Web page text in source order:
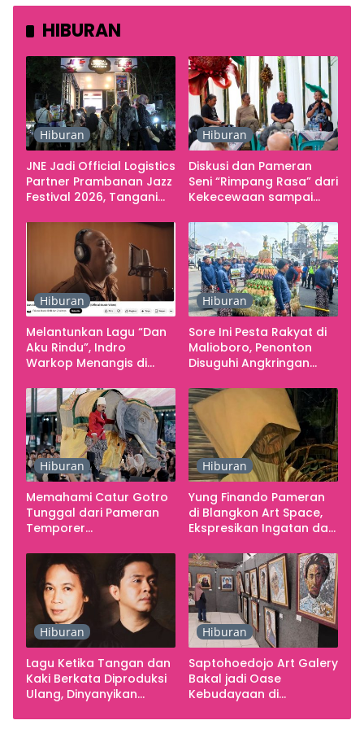
HIBURAN
Hiburan
JNE Jadi Official Logistics
Partner Prambanan Jazz
Festival 2026, Tangani
Kebutuhan Konser
Hiburan
Diskusi dan Pameran
Seni “Rimpang Rasa” dari
Kekecewaan sampai
Yogyakarta sebagai
Pusat Pergerakan Seni
Rupa Indonesia
Hiburan
Melantunkan Lagu “Dan
Aku Rindu”, Indro
Warkop Menangis di
Hiburan
Sore Ini Pesta Rakyat di
Malioboro, Penonton
Disuguhi Angkringan
Hiburan
Memahami Catur Gotro
Tunggal dari Pameran
Temporer
Hiburan
Yung Finando Pameran
di Blangkon Art Space,
Ekspresikan Ingatan dan
Hiburan
Lagu Ketika Tangan dan
Kaki Berkata Diproduksi
Ulang, Dinyanyikan
Chrisye
Hiburan
Saptohoedojo Art Galery
Bakal jadi Oase
Kebudayaan di